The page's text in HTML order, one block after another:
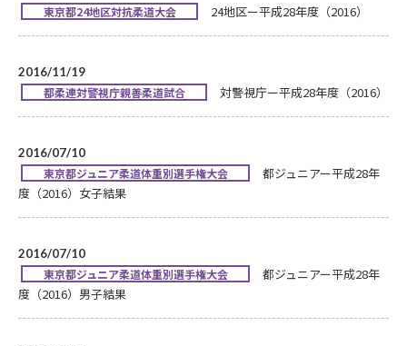
東京都24地区対抗柔道大会 24地区ー平成28年度（2016）
2016/11/19
都柔連対警視庁親善柔道試合 対警視庁ー平成28年度（2016）
2016/07/10
東京都ジュニア柔道体重別選手権大会
都ジュニアー平成28年
度（2016）女子結果
2016/07/10
東京都ジュニア柔道体重別選手権大会
都ジュニアー平成28年
度（2016）男子結果